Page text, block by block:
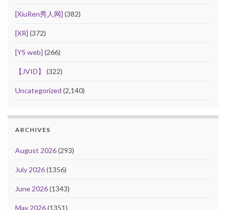
[XiuRen秀人网] (382)
[XR] (372)
[YS web] (266)
【JVID】 (322)
Uncategorized (2,140)
ARCHIVES
August 2026(293)
July 2026(1356)
June 2026(1343)
May 2026(1351)